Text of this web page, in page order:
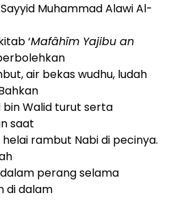
Muhammad Alawi Al-
‘Mafâhîm Yajibu an
air bekas wudhu, ludah
bin Walid turut serta
saat
rambut Nabi di pecinya.
perang selama
di dalam